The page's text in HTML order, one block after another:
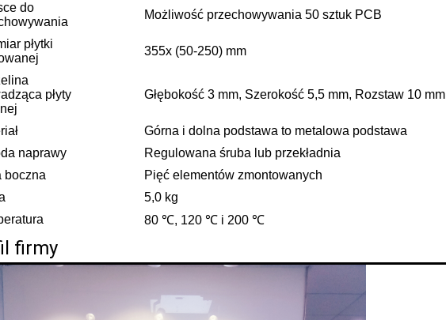
do
Możliwość przechowywania 50 sztuk PCB
płytki
355x (50-250) mm
płyty
Głębokość 3 mm, Szerokość 5,5 mm, Rozstaw 10 mm
Górna i dolna podstawa to metalowa podstawa
naprawy
Regulowana śruba lub przekładnia
boczna
Pięć elementów zmontowanych
5,0 kg
80 ℃, 120 ℃ i 200 ℃
firmy